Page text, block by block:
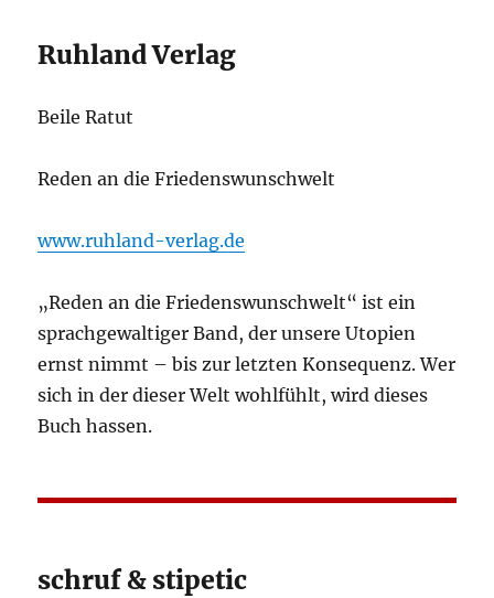
Ruhland Verlag
Beile Ratut
Reden an die Friedenswunschwelt
www.ruhland-verlag.de
„Reden an die Friedenswunschwelt“ ist ein
sprachgewaltiger Band, der unsere Utopien
ernst nimmt – bis zur letzten Konsequenz. Wer
sich in der dieser Welt wohlfühlt, wird dieses
Buch hassen.
schruf & stipetic